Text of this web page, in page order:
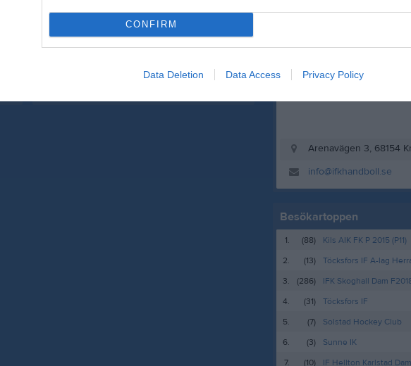
CONFIRM
Data Deletion Data Access Privacy Policy
Arenavägen 3, 68154
info@ifkhandboll.se
Besökartoppen
1. (88)
Kils AIK FK P 2015 (P11)
2.
(13)
Töcksfors IF A-lag
3.
(286)
IFK Skoghall Dam
4.
(31)
Töcksfors IF
5.
(7)
Solstad Hockey Club
6.
(3)
Sunne IK
7.
(10) IF Hellton Karlstad